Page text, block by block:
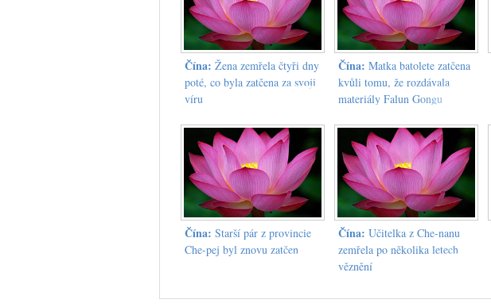
Čína: Žena zemřela čtyři dny
poté, co byla zatčena za svoji
víru
Čína: Matka batolete zatčena
kvůli tomu, že rozdávala
materiály Falun Gongu
Čína: Starší pár z provincie
Che-pej byl znovu zatčen
Čína: Učitelka z Che-nanu
zemřela po několika letech
věznění